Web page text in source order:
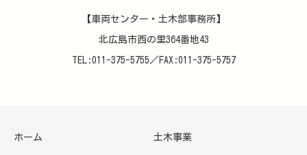
【車両センター・土木部事務所】
北広島市西の里364番地43
TEL:011-375-5755／FAX:011-375-5757
ホーム 土木事業